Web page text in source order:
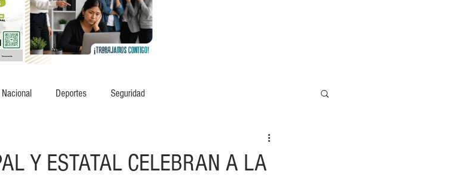
Nacional Deportes Seguridad
Y ESTATAL CELEBRAN A LA